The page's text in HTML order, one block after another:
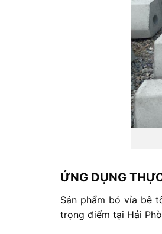
ỨNG DỤNG
Sản phẩm bó vỉa bê
trọng điểm tại Hải